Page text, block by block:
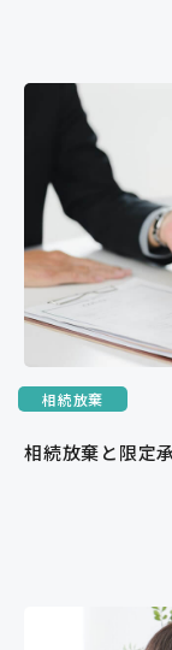
相続放棄
相続放棄と限定